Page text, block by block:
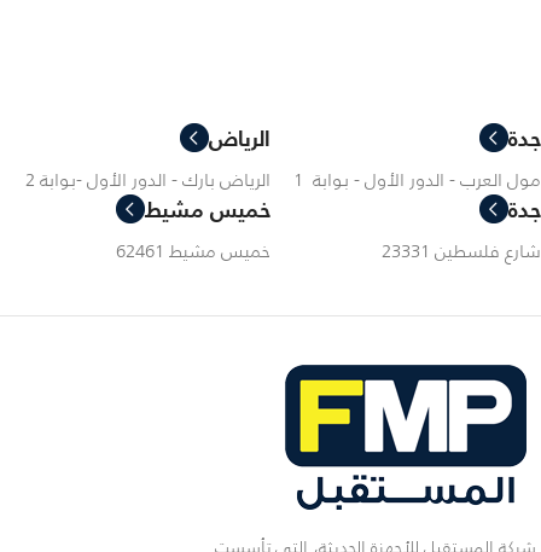
جدة
مول العرب - الدور الأول - بوابة 1
الرياض
الرياض بارك - الدور الأول -بوابة 2
جدة
شارع فلسطين 23331
خميس مشيط
خميس مشيط 62461